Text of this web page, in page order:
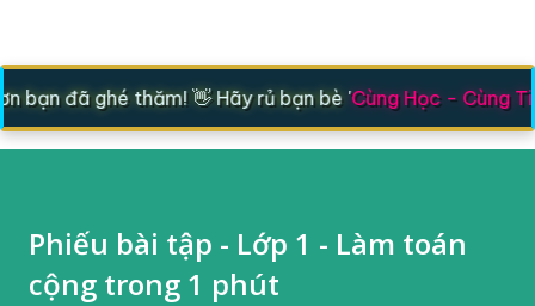
bạn đã ghé thăm! 👋 Hãy rủ bạn bè 'Cùng Học - Cùng
Phiếu bài tập - Lớp 1 - Làm toán
cộng trong 1 phút